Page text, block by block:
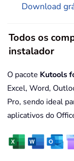
Download
Todos os
instalador
O pacote Kutools
Excel, Word,
Pro, sendo ideal
aplicativos do